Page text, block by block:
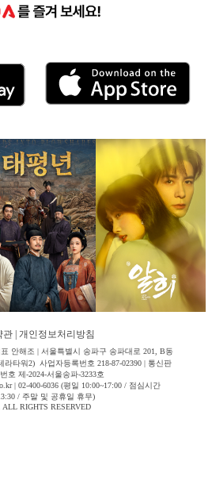
관 개인정보처리방침
안해조 | 서울특별시 송파구 송파대로 201, B동
라타워2) 사업자등록번호 218-87-02390 | 통신판
호 제-2024-서울송파-3233호
| 02-400-6036 (평일 10:00~17:00 / 점심시간
/ 주말 및 공휴일 휴무)
ALL RIGHTS RESERVED